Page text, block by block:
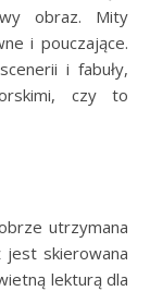
obraz. Mity
i pouczające.
i fabuły,
czy to
utrzymana
jest skierowana
lekturą dla